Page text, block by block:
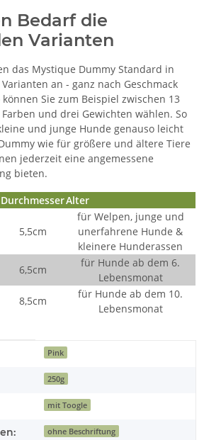
Bedarf die
Varianten
das Mystique Dummy Standard in
an - ganz nach Geschmack
Sie zum Beispiel zwischen 13
und drei Gewichten wählen. So
und junge Hunde genauso leicht
wie für größere und ältere Tiere
jederzeit eine angemessene
bieten.
DurchmesserAlter
5,5cm
für Welpen, junge und
unerfahrene Hunde &
kleinere Hunderassen
6,5cm
für Hunde ab dem 6.
Lebensmonat
8,5cm
für Hunde ab dem 10.
Lebensmonat
Pink
250g
mit Toogle
ohne Beschriftung